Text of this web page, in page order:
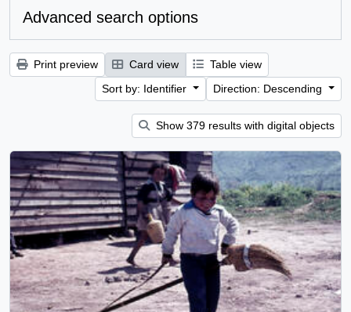
Advanced search options
Print preview Card view
Table view
Sort by: Identifier
Direction: Descending
Show 379 results with digital objects